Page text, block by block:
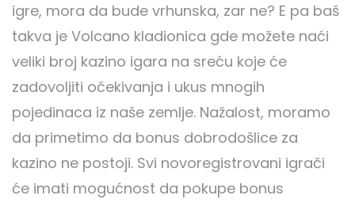
igre, mora da bude vrhunska, zar ne? E pa baš
takva je Volcano kladionica gde možete naći
veliki broj kazino igara na sreću koje će
zadovoljiti očekivanja i ukus mnogih
pojedinaca iz naše zemlje. Nažalost, moramo
da primetimo da bonus dobrodošlice za
kazino ne postoji. Svi novoregistrovani igrači
će imati mogućnost da pokupe bonus